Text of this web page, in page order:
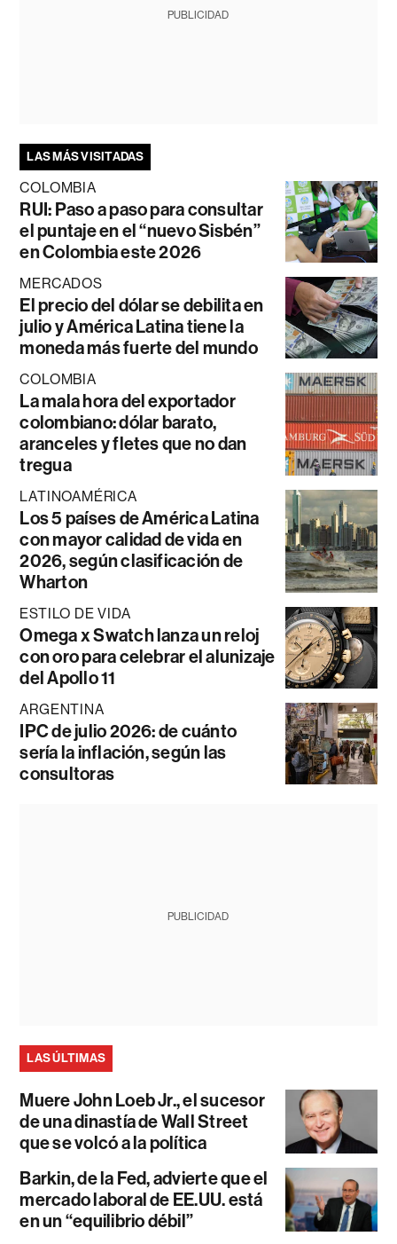
PUBLICIDAD
LAS MÁS VISITADAS
COLOMBIA
RUI: Paso a paso para consultar
el puntaje en el “nuevo Sisbén”
en Colombia este 2026
MERCADOS
El precio del dólar se debilita en
julio y América Latina tiene la
moneda más fuerte del mundo
COLOMBIA
La mala hora del exportador
colombiano: dólar barato,
aranceles y fletes que no dan
tregua
LATINOAMÉRICA
Los 5 países de América Latina
con mayor calidad de vida en
2026, según clasificación de
Wharton
ESTILO DE VIDA
Omega x Swatch lanza un reloj
con oro para celebrar el alunizaje
del Apollo 11
ARGENTINA
IPC de julio 2026: de cuánto
sería la inflación, según las
consultoras
PUBLICIDAD
LAS ÚLTIMAS
Muere John Loeb Jr., el sucesor
de una dinastía de Wall Street
que se volcó a la política
Barkin, de la Fed, advierte que el
mercado laboral de EE.UU. está
en un “equilibrio débil”